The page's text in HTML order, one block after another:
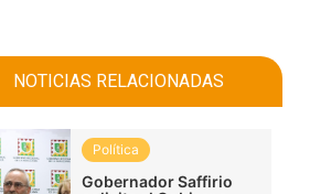
NOTICIAS RELACIONADAS
Política
Gobernador Saffirio